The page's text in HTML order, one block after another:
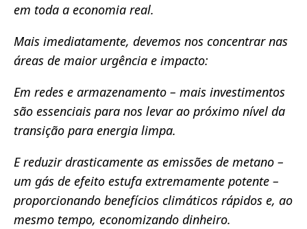
em toda a economia real.
Mais imediatamente, devemos nos concentrar nas
áreas de maior urgência e impacto:
Em redes e armazenamento – mais investimentos
são essenciais para nos levar ao próximo nível da
transição para energia limpa.
E reduzir drasticamente as emissões de metano –
um gás de efeito estufa extremamente potente –
proporcionando benefícios climáticos rápidos e, ao
mesmo tempo, economizando dinheiro.